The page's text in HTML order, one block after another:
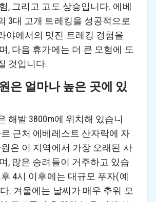
, 그리고 고도 상승입니다. 에베
3대 고개 트레킹을 성공적으로
야에서의 멋진 트레킹 경험을
, 다음 휴가에는 더 큰 모험에 도
것입니다.
은 얼마나 높은 곳에 있
해발 3800m에 위치해 있습니
근처 에베레스트 산자락에 자
은 이 지역에서 가장 오래된 사
, 많은 승려들이 거주하고 있습
4시 이후에는 대규모 푸자(예
. 겨울에는 날씨가 매우 추워 모